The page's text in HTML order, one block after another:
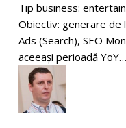
CPA
cu
peste
30%
prin
aliniere
SEO
Tip business:
Obiectiv: generare de
Ads (Search), SEO
aceeași perioadă YoY…